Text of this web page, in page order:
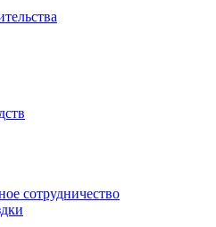
сотрудничество